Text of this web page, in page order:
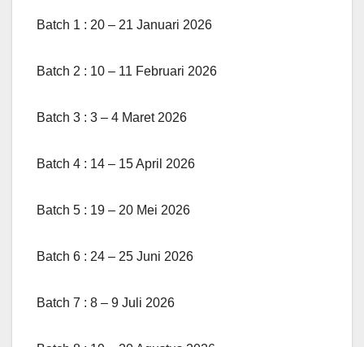
Batch 1 : 20 – 21 Januari 2026
Batch 2 : 10 – 11 Februari 2026
Batch 3 : 3 – 4 Maret 2026
Batch 4 : 14 – 15 April 2026
Batch 5 : 19 – 20 Mei 2026
Batch 6 : 24 – 25 Juni 2026
Batch 7 : 8 – 9 Juli 2026